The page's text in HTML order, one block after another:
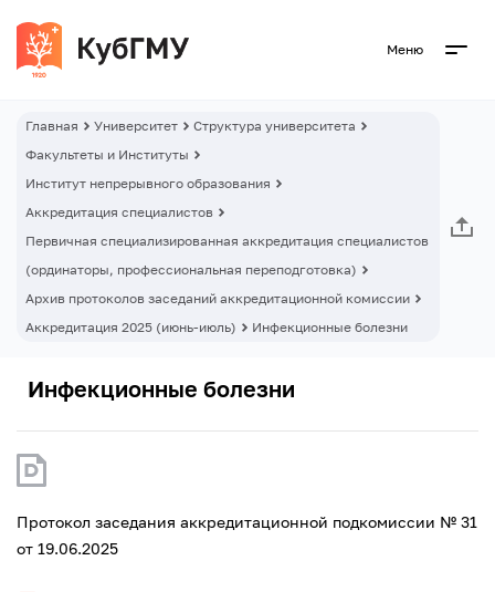
Меню
Главная Университет
Структура университета
Факультеты и Институты
Институт непрерывного образования
Аккредитация специалистов
Первичная специализированная аккредитация специалистов
(ординаторы, профессиональная переподготовка)
Архив протоколов заседаний аккредитационной комиссии
Аккредитация 2025 (июнь-июль)
Инфекционные болезни
Инфекционные болезни
Протокол заседания аккредитационной подкомиссии № 31
от 19.06.2025